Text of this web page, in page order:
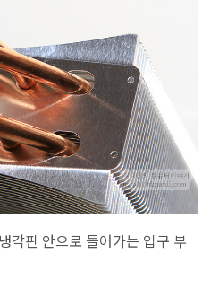
각핀 안으로 들어가는 입구 부